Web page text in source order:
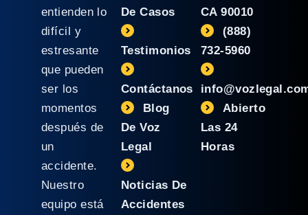
entienden lo
difícil y
estresante
que pueden
ser los
momentos
después de
un
accidente.
Nuestro
equipo está
De Casos
Testimonios
Contáctanos
Blog
De Voz
Legal
Noticias De
Accidentes
CA 90010
(888)
732-5960
Abierto
Las 24
Horas